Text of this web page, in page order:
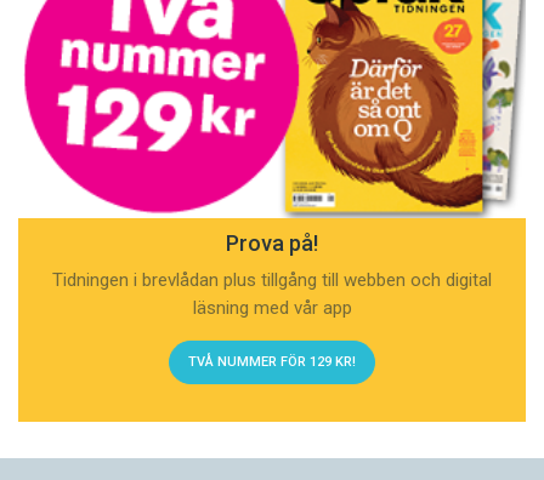
Prova på!
Tidningen i brevlådan plus tillgång till webben och digital
läsning med vår app
TVÅ NUMMER FÖR 129 KR!